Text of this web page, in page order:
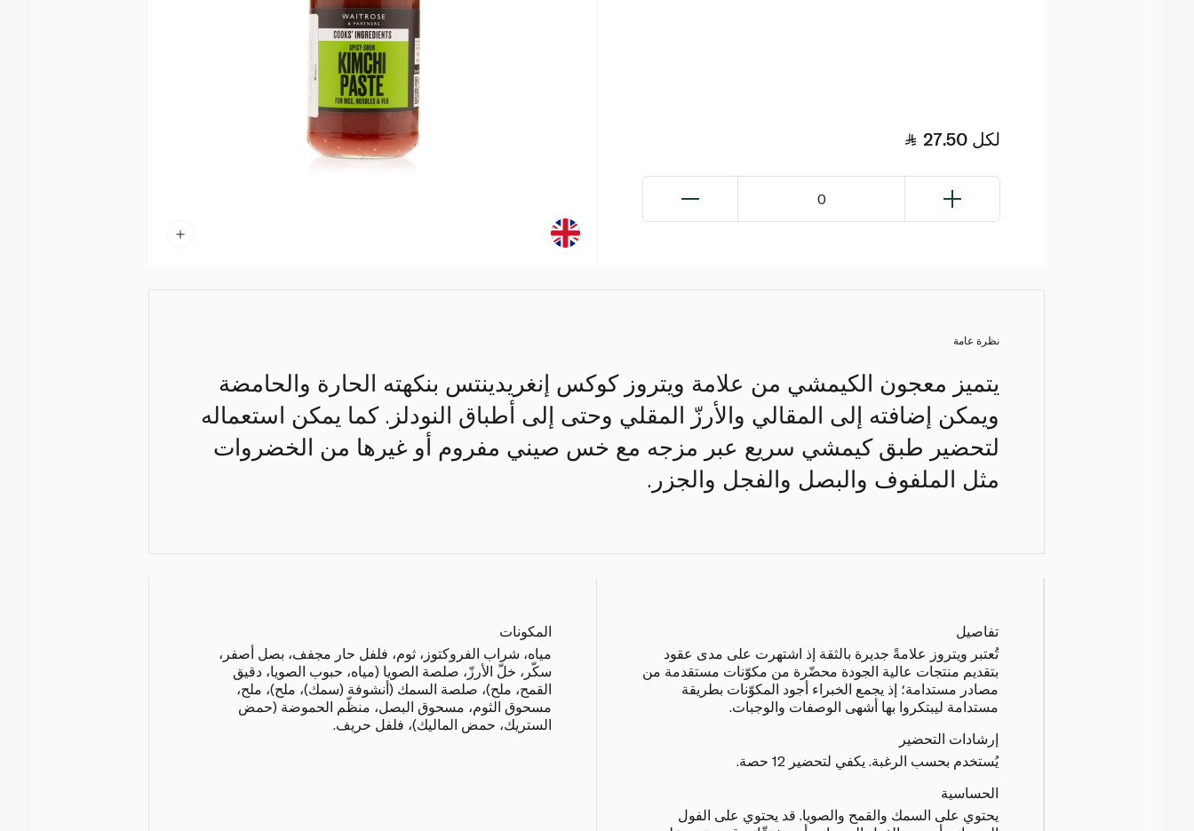
27.50 لكل
0
نظرة عامة
يتميز معجون الكيمشي من علامة ويتروز كوكس إنغريدينتس بنكهته الحارة والحامضة
ويمكن إضافته إلى المقالي والأرزّ المقلي وحتى إلى أطباق النودلز. كما يمكن استعماله
لتحضير طبق كيمشي سريع عبر مزجه مع خس صيني مفروم أو غيرها من الخضروات
مثل الملفوف والبصل والفجل والجزر.
تفاصيل
تُعتبر ويتروز علامةً جديرة بالثقة إذ اشتهرت على مدى عقود
بتقديم منتجات عالية الجودة محضّرة من مكوّنات مستقدمة من
مصادر مستدامة؛ إذ يجمع الخبراء أجود المكوّنات بطريقة
مستدامة ليبتكروا بها أشهى الوصفات والوجبات.
إرشادات التحضير
يُستخدم بحسب الرغبة. يكفي لتحضير 12 حصة.
الحساسية
يحتوي على السمك والقمح والصويا. قد يحتوي على الفول
المكونات
مياه، شراب الفروكتوز، ثوم، فلفل حار مجفف، بصل أصفر،
سكّر، خلّ الأرزّ، صلصة الصويا (مياه، حبوب الصويا، دقيق
القمح، ملح)، صلصة السمك (أنشوفة (سمك)، ملح)، ملح،
مسحوق الثوم، مسحوق البصل، منظّم الحموضة (حمض
الستريك، حمض الماليك)، فلفل حريف.